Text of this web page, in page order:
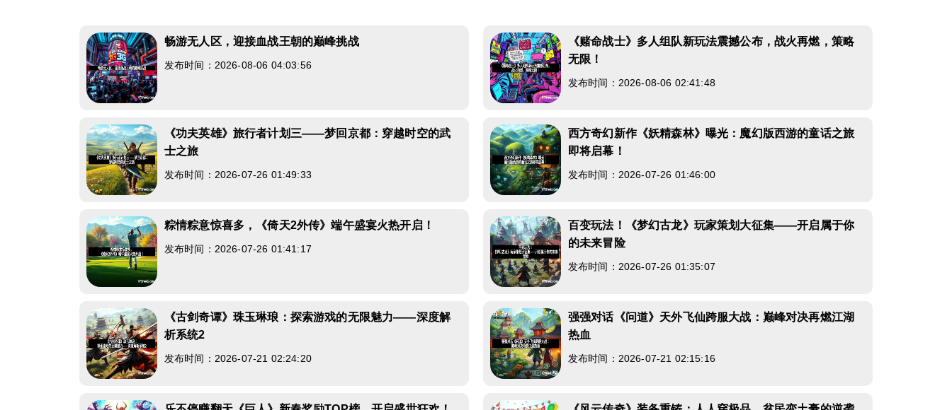
畅游无人区，迎接血战王朝的巅峰挑战
发布时间：2026-08-06 04:03:56
《赌命战士》多人组队新玩法震撼公布，战火再燃，策略
无限！
发布时间：2026-08-06 02:41:48
《功夫英雄》旅行者计划三——梦回京都：穿越时空的武
士之旅
发布时间：2026-07-26 01:49:33
西方奇幻新作《妖精森林》曝光：魔幻版西游的童话之旅
即将启幕！
发布时间：2026-07-26 01:46:00
粽情粽意惊喜多，《倚天2外传》端午盛宴火热开启！
发布时间：2026-07-26 01:41:17
百变玩法！《梦幻古龙》玩家策划大征集——开启属于你
的未来冒险
发布时间：2026-07-26 01:35:07
《古剑奇谭》珠玉琳琅：探索游戏的无限魅力——深度解
析系统2
发布时间：2026-07-21 02:24:20
强强对话《问道》天外飞仙跨服大战：巅峰对决再燃江湖
热血
发布时间：2026-07-21 02:15:16